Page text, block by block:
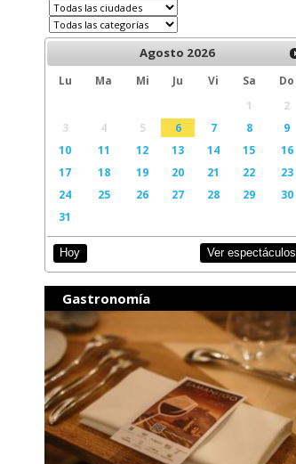
Agosto 2026
Lu Ma Mi Ju Vi Sa
Do
1
2
3
4 5 6 7 8
9
10
11 12 13 14 15
16
17
18 19 20 21 22
23
24
25 26 27 28 29
30
31
Hoy Ver espectáculos
Gastronomía